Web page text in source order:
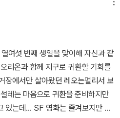
겠다. 청소년소설이라기엔 다소 많
분량과 다소 지나칠 정도로 상세한
질 수 있을 텐데, 묘하게 지루하지
먹
생 꿈꾸던 공간이 사실은 자신들을
시간 동안 정보를 통제하던 자들ㄹ
자신들은 실험을 위해 사육된 아이
아이들이 느꼈을 그 감정이 마치
레오는 엄청난 사실을 알게 된다. 지
20, 30년 뒤에는 어찌될지 알 수 없
해, 주요국의 정부는 지구 밖을 연구
별자리 프로그램이다. 그리고 이 소
모티프를 따 시작된 이야기다. 인
험을 자행했다. 태어난 아이들이 어
게 될지는 고려 대상 자체도 아니었
신의 삶을 개척해 나아가려 한다.
는 임신한 상태로 우주로 왔고, 리
장에서 사랑을 나눠 쌍둥이를 나았
생은 조금 의심스러웠다. 어떻게 이
들이 하는 일이고, 비행 전이라면
갔다. 그리고 이 아이들과 문2의 생
로의 공간을 아주 사실적으로 보여
도 있는 대목이다. 이때 우주선에서
으켜 긴장감을 높인다. 태어나서 계
의 꿈은 소박하다. 자연을 보고, 느
여섯 번째 생일을 맞이해 자신과 같
리온과 함께 지구로 귀환할 기회를
장에서만 살아왔던 레오는멀리서 보
레는 마음으로 귀환을 준비하지만
있는데... SF 영화는 즐겨보지만 SF